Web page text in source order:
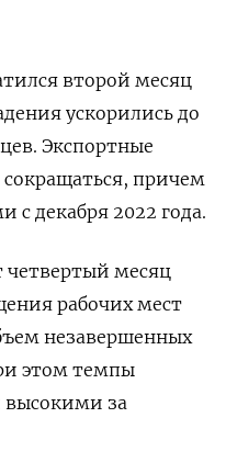
второй ‌месяц
ускорились до
Экспортные
причем
‌декабря 2022 года.
месяц
рабочих мест
незавершенных
этом темпы
за